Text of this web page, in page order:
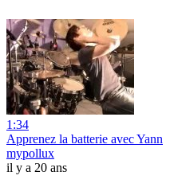
1:34
Apprenez la batterie avec Yann
mypollux
il y a 20 ans